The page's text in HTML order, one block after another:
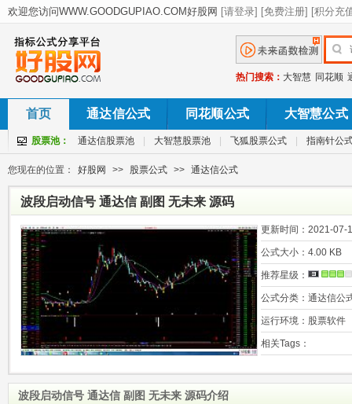
热门搜索： 大智慧 同花顺
首页 通达信公式 同花顺公式 大智慧公式
股票池： 通达信股票池 大智慧股票池 飞狐股票公式 指南针公
您现在的位置： 好股网 >> 股票公式 >> 通达信公式
波段启动信号 通达信 副图 无未来 源码
更新时间： 2021-07-
公式大小： 4.00 KB
推荐星级：
公式分类： 通达信公
运行环境： 股票软件
相关Tags：
波段启动信号 通达信 副图 无未来 源码介绍